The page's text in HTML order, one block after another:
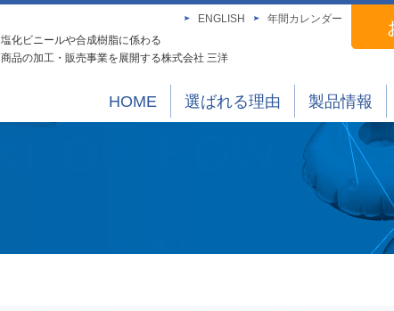
ENGLISH 年間カレンダー
塩化ビニールや合成樹脂に係わる
商品の加工・販売事業を展開する株式会社 三洋
HOME 選ばれる理由 製品情報